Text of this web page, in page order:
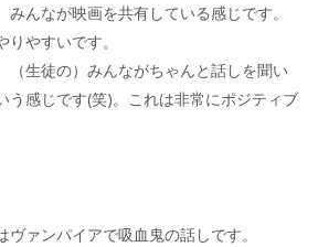
んなが映画を共有している感じです。
やすいです。
（生徒の）みんながちゃんと話しを聞い
う感じです(笑)。これは非常にポジティブ
ァンパイアで吸血鬼の話しです。